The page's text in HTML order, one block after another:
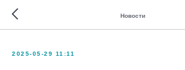
Новости
2025-05-29 11:11